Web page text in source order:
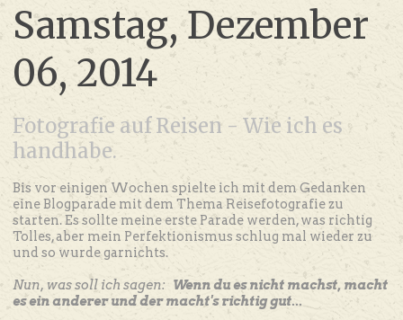
Samstag, Dezember
06, 2014
Fotografie auf Reisen - Wie ich es
handhabe.
Bis vor einigen Wochen spielte ich mit dem Gedanken
eine Blogparade mit dem Thema Reisefotografie zu
starten. Es sollte meine erste Parade werden, was richtig
Tolles, aber mein Perfektionismus schlug mal wieder zu
und so wurde garnichts.
Nun, was soll ich sagen: Wenn du es nicht machst, macht
es ein anderer und der macht's richtig gut...